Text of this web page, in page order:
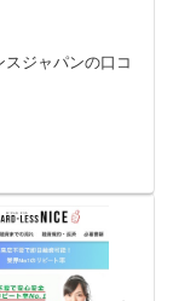
スジャパンの口コ